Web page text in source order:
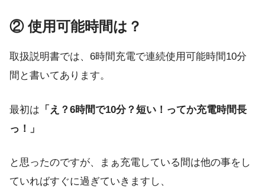
② 使用可能時間は？
取扱説明書では、 6時間充電で連続使用可能時間10分
間 と書いてあります。
最初は 「え？6時間で10分？短い！ってか充電時間長
っ！」
と思ったのですが、まぁ充電している間は他の事をし
ていればすぐに過ぎていきますし、